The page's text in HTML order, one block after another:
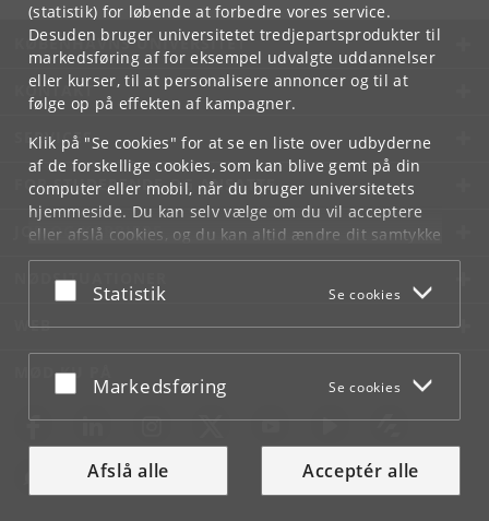
(statistik) for løbende at forbedre vores service.
Desuden bruger universitetet tredjepartsprodukter til
markedsføring af for eksempel udvalgte uddannelser
eller kurser, til at personalisere annoncer og til at
følge op på effekten af kampagner.
Klik på "Se cookies" for at se en liste over udbyderne
af de forskellige cookies, som kan blive gemt på din
computer eller mobil, når du bruger universitetets
hjemmeside. Du kan selv vælge om du vil acceptere
eller afslå cookies, og du kan altid ændre dit samtykke
underCookie- og privatlivspolitiksom du finder i
bunden af hver side.
Acceptér eller afslå
Statistik Se cookies
Acceptér eller afslå
Markedsføring Se cookies
Afslå alle Acceptér alle
KØBENHAVNS UNIVERSITET
KONTAKT
SERVICES
FOR STUDERENDE OG ANSATTE
JOB OG KARRIERE
NØDSITUATIONER
WEB
MØD KU PÅ